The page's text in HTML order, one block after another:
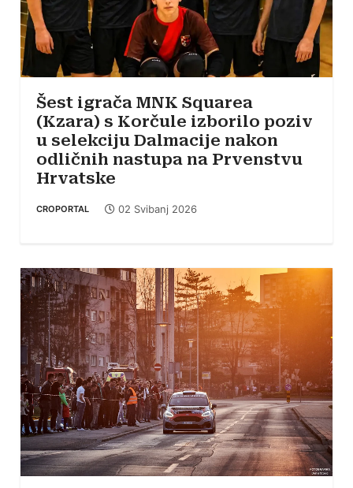
Šest igrača MNK Squarea
(Kzara) s Korčule izborilo poziv
u selekciju Dalmacije nakon
odličnih nastupa na Prvenstvu
Hrvatske
CROPORTAL 02 Svibanj 2026